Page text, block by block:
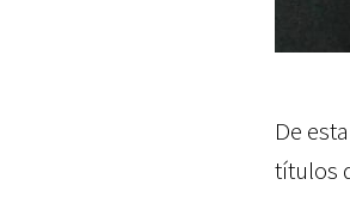
De
títulos